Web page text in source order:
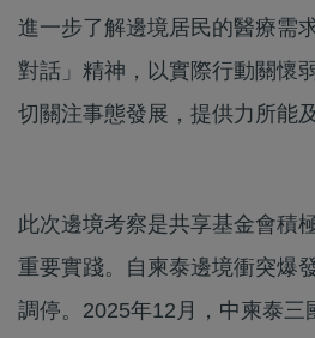
進一步了解邊境居民的醫療需
對話」精神，以實際行動關懷
切關注事態發展，提供力所能
此次邊境考察是共享基金會積
重要實踐。自柬泰邊境衝突爆
調停。2025年12月，中柬泰三